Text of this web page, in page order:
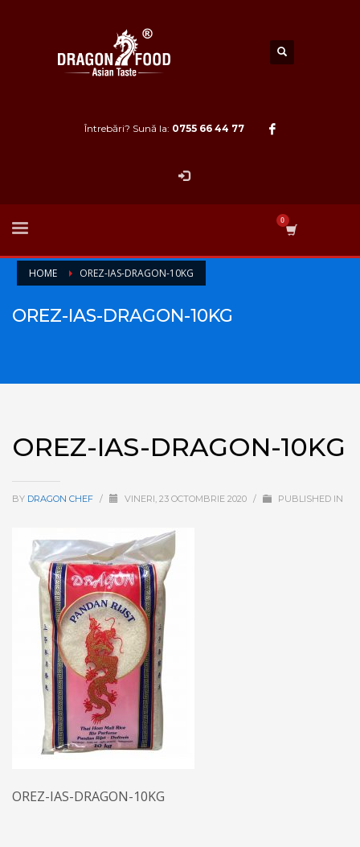
Întrebări? Sună la: 0755 66 44 77
HOME OREZ-IAS-DRAGON-10KG
OREZ-IAS-DRAGON-10KG
OREZ-IAS-DRAGON-10KG
BY DRAGON CHEF / VINERI, 23 OCTOMBRIE 2020 / PUBLISHED IN
OREZ-IAS-DRAGON-10KG